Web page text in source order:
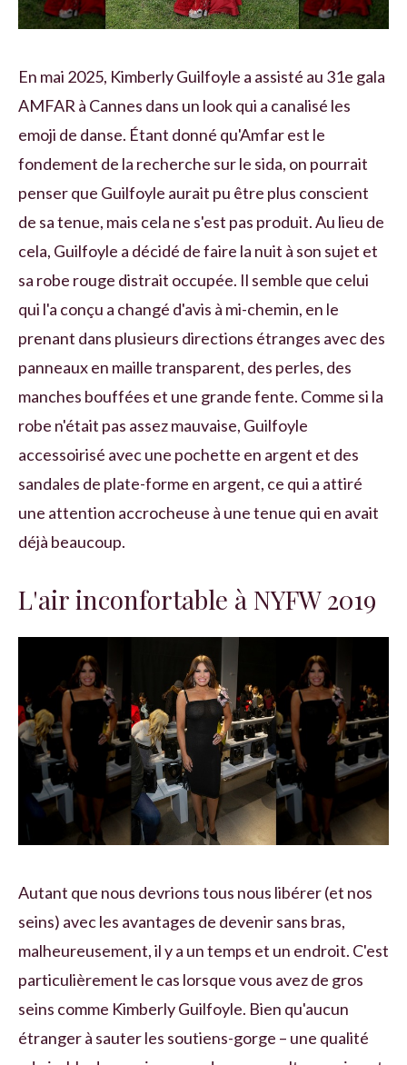
En mai 2025, Kimberly Guilfoyle a assisté au 31e gala
AMFAR à Cannes dans un look qui a canalisé les
emoji de danse. Étant donné qu'Amfar est le
fondement de la recherche sur le sida, on pourrait
penser que Guilfoyle aurait pu être plus conscient
de sa tenue, mais cela ne s'est pas produit. Au lieu de
cela, Guilfoyle a décidé de faire la nuit à son sujet et
sa robe rouge distrait occupée. Il semble que celui
qui l'a conçu a changé d'avis à mi-chemin, en le
prenant dans plusieurs directions étranges avec des
panneaux en maille transparent, des perles, des
manches bouffées et une grande fente. Comme si la
robe n'était pas assez mauvaise, Guilfoyle
accessoirisé avec une pochette en argent et des
sandales de plate-forme en argent, ce qui a attiré
une attention accrocheuse à une tenue qui en avait
déjà beaucoup.
L'air inconfortable à NYFW 2019
Autant que nous devrions tous nous libérer (et nos
seins) avec les avantages de devenir sans bras,
malheureusement, il y a un temps et un endroit. C'est
particulièrement le cas lorsque vous avez de gros
seins comme Kimberly Guilfoyle. Bien qu'aucun
étranger à sauter les soutiens-gorge – une qualité